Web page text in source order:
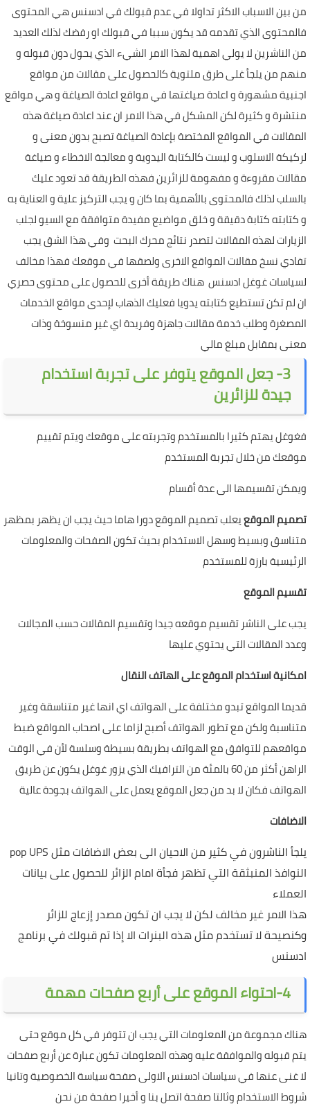
من بين الاسباب الاكثر تداولا في عدم قبولك في ادسنس هي المحتوى
فالمحتوى الذي تقدمه قد يكون سببا في قبولك او رفضك لذلك العديد
من الناشرين لا يولي اهمية لهذا الامر الشيء الذي يحول دون قبوله و
منهم من يلجأ غلى طرق ملتوية كالحصول على مقالات من مواقع
اجنبية مشهورة و اعادة صياغتها في مواقع اعادة الصياغة و هي مواقع
منتشرة و كثيرة لكن المشكل في هذا الامر ان عند اعادة صياغة هذه
المقالات في المواقع المختصة بإعادة الصياغة تصبح بدون معنى و
لركيكة الاسلوب و ليست كالكتابة اليدوية و معالجة الاخطاء و صياغة
مقالات مقروءة و مفهومة للزائرين فهذه الطريقة قد تعود عليك
بالسلب لذلك فالمحتوى بالأهمية بما كان و يجب التركيز علية و العناية به
و كتابته كتابة دقيقة و خلق مواضيع مفيدة متوافقة مع السيو لجلب
الزيارات لهذه المقالات لتصدر نتائج محرك البحت وفي هذا الشق يجب
تفادي نسخ مقالات المواقع الاخرى ولصقها في موقعك فهذا مخالف
لسياسات غوغل ادسنس هناك طريقة أخرى للحصول على محتوى حصري
ان لم تكن تستطيع كتابته يدويا فعليك الذهاب لإحدى مواقع الخدمات
المصغرة وطلب خدمة مقالات جاهزة وفريدة اي غير منسوخة وذات
معنى بمقابل مبلغ مالي
3- جعل الموقع يتوفر على تجربة استخدام
جيدة للزائرين
فغوغل يهتم كثيرا بالمستخدم وتجربته على موقعك ويتم تقييم
موقعك من خلال تجربة المستخدم
ويمكن تقسيمها الى عدة أقسام
تصميم الموقعيعلب تصميم الموقع دورا هاما حيث يجب ان يظهر بمظهر
متناسق وبسيط وسهل الاستخدام بحيث تكون الصفحات والمعلومات
الرئيسية بارزة للمستخدم
تقسيم الموقع
يجب على الناشر تقسيم موقعه جيدا وتقسيم المقالات حسب المجالات
وعدد المقالات التي يحتوي عليها
امكانية استخدام الموقع على الهاتف النقال
قديما المواقع تبدو مختلفة على الهواتف اي انها غير متناسقة وغير
متناسبة ولكن مع تطور الهواتف أصبح لزاما على اصحاب المواقع ضبط
مواقعهم للتوافق مع الهواتف بطريقة بسيطة وسلسة لأن في الوقت
الراهن أكثر من 60 بالمئة من الترافيك الذي يزور غوغل يكون عن طريق
الهواتف فكان لا بد من جعل الموقع يعمل على الهواتف بجودة عالية
الاضافات
يلجأ الناشرون في كثير من الاحيان الى بعض الاضافات مثلpop UPS
النوافذ المنبثقة التي تظهر فجأة امام الزائر للحصول على بيانات
العملاء
هذا الامر غير مخالف لكن لا يجب ان تكون مصدر إزعاج للزائر
وكنصيحة لا تستخدم مثل هذه البنرات الا إذا تم قبولك في برنامج
ادسنس
4-احتواء الموقع على أربع صفحات مهمة
هناك مجموعة من المعلومات التي يجب ان تتوفر في كل موقع حتى
يتم قبوله والموافقة عليه وهذه المعلومات تكون عبارة عن أربع صفحات
لا غنى عنها في سياسات ادسنس الاولى صفحة سياسة الخصوصية وتانيا
شروط الاستخدام وثالتا صفحة اتصل بنا و أخيرا صفحة من نحن